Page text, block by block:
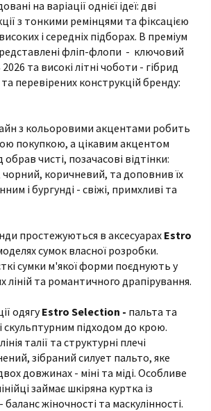
на варіації однієї ідеї: дві
з тонкими ремінцями та фіксацією
і середніх підборах. В преміум
фліп-флопи - ключовий
та високі літні чоботи - гібрид
перевірених конструкцій бренду:
з кольоровими акцентами робить
покупкою, а цікавим акцентом
чисті, позачасові відтінки:
коричневий, та доповнив їх
і бургунді - свіжі, примхливі та
простежуються в аксесуарах Estro
сумок власної розробки.
сумки м'якої форми поєднують у
ліній та романтичного драпірування.
одягуEstro Selection - пальта та
скульптурним підходом до крою.
талії та структурні плечі
зібраний силует пальто, яке
довжинах - міні та міді. Особливе
займає шкіряна куртка із
жіночності та маскулінності.